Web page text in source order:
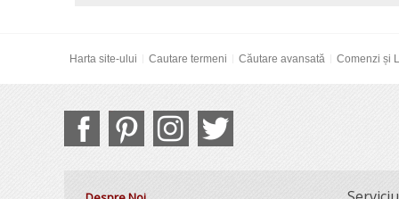
Harta site-ului Cautare termeni Căutare avansată Comenzi și